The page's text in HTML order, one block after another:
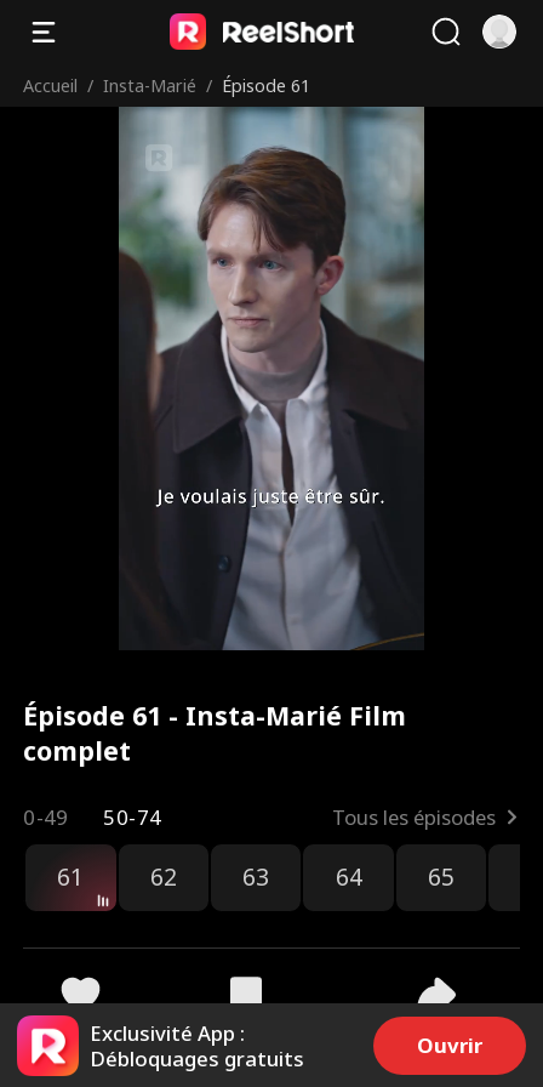
Accueil / Insta-Marié / Épisode 61
Épisode 61 - Insta-Marié Film
complet
0-49 50-74 Tous les épisodes
61 62 63 64 65
2.8k 53k Partager
Exclusivité App :
Débloquages gratuits
Ouvrir